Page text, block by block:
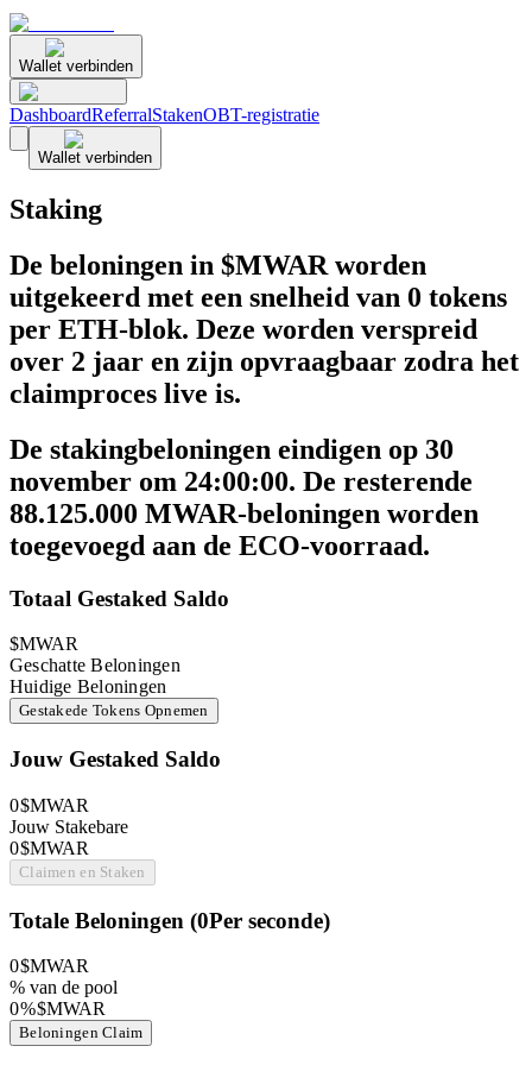
Wallet verbinden
DashboardReferralStakenOBT-registratie
Wallet verbinden
Staking
De beloningen in $MWAR worden
uitgekeerd met een snelheid van 0 tokens
per ETH-blok. Deze worden verspreid
over 2 jaar en zijn opvraagbaar zodra het
claimproces live is.
De stakingbeloningen eindigen op 30
november om 24:00:00. De resterende
88.125.000 MWAR-beloningen worden
toegevoegd aan de ECO-voorraad.
Totaal Gestaked Saldo
$MWAR
Geschatte Beloningen
Huidige Beloningen
Gestakede Tokens Opnemen
Jouw Gestaked Saldo
0$MWAR
Jouw Stakebare
0$MWAR
Claimen en Staken
Totale Beloningen (0Per seconde)
0$MWAR
% van de pool
0%$MWAR
Beloningen Claim